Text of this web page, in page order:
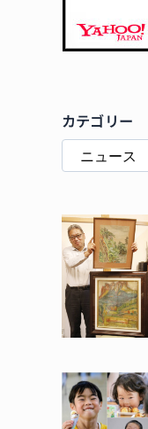
カテゴリー